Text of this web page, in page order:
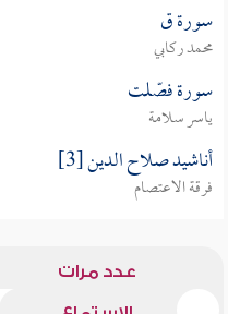
سورة ق
محمد ركابي
سورة فصّلت
ياسر سلامة
أناشيد صلاح الدين [3]
فرقة الاعتصام
عدد مرات